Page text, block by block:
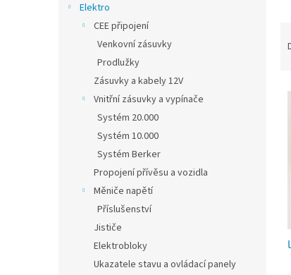
Elektro
CEE připojení
Venkovní zásuvky
Prodlužky
Zásuvky a kabely 12V
Vnitřní zásuvky a vypínače
Systém 20.000
Systém 10.000
Systém Berker
Propojení přívěsu a vozidla
Měniče napětí
Příslušenství
Jističe
Elektrobloky
Ukazatele stavu a ovládací panely
nV